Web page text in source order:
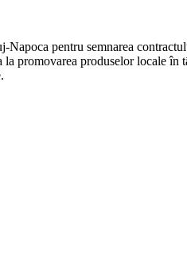
pentru semnarea
la promovarea produselor locale